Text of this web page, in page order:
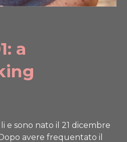
a
e sono nato il 21 dicembre
avere frequentato il